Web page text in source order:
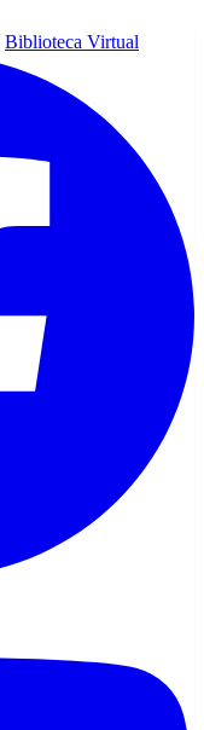
Biblioteca Virtual